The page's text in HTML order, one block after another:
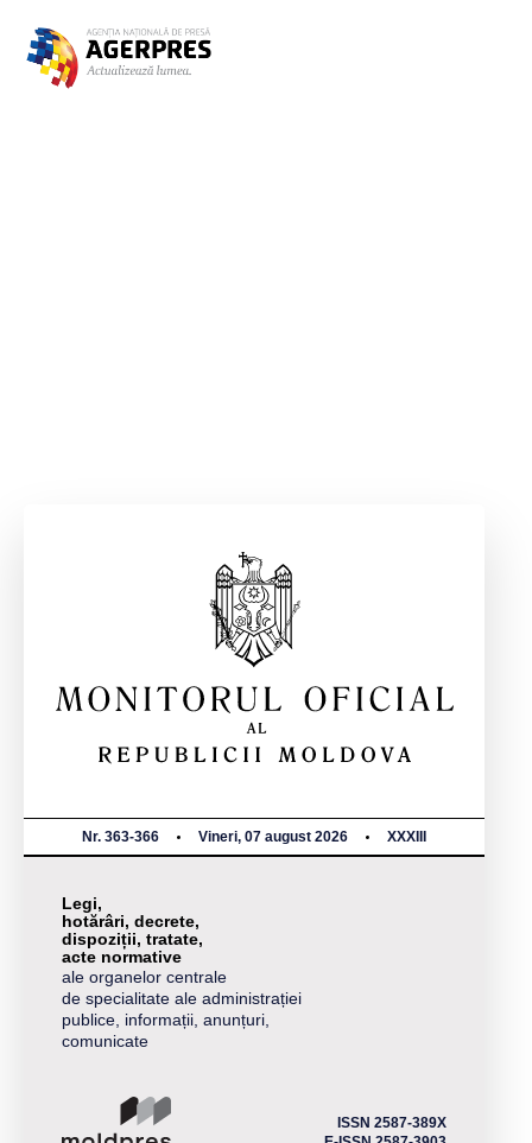
Nr. 363-366 Vineri, 07 august 2026 XXXIII
Legi,
hotărâri, decrete,
dispoziții, tratate,
acte normative
ale organelor centrale
de specialitate ale administrației
publice, informații, anunțuri,
comunicate
ISSN 2587-389X